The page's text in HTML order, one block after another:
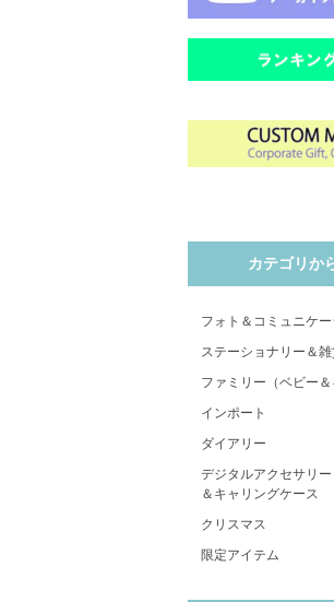
カテゴリか
フォト＆コミュニケ
ステーショナリー＆
ファミリー（ベビー＆
インポート
ダイアリー
デジタルアクセサリー
＆キャリングケース
クリスマス
限定アイテム